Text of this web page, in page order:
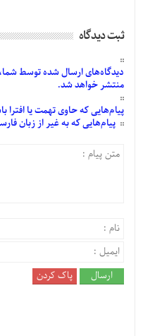
ثبت دیدگاه
دیدگاه‌هایارسالشدهتوسط
منتشر خواهد شد.
پیام‌هاییکه حاوی تهمت یا افترا
پیام‌هاییکه به غیر از زبان